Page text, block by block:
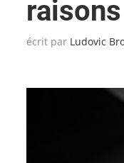
écrit par Ludovic